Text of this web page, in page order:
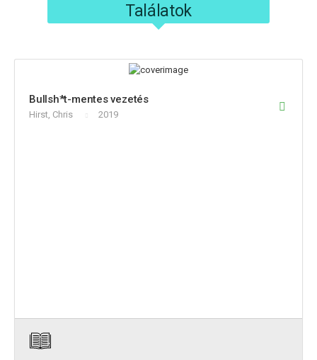
Találatok
Bullsh*t-mentes vezetés
Hirst, Chris 2019